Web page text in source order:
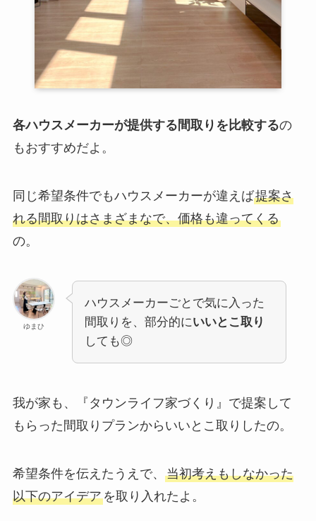
各ハウスメーカーが提供する間取りを比較するの
もおすすめだよ。
同じ希望条件でもハウスメーカーが違えば提案さ
れる間取りはさまざまなで、価格も違ってくる
の。
ゆまひ
ハウスメーカーごとで気に入った
間取りを、部分的にいいとこ取り
しても◎
我が家も、『タウンライフ家づくり』で提案して
もらった間取りプランからいいとこ取りしたの。
希望条件を伝えたうえで、 当初考えもしなかった
以下のアイデアを取り入れたよ。